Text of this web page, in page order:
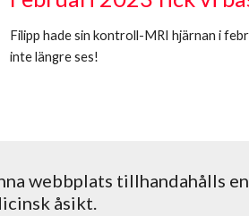
Filipp hade sin kontroll-MRI hjärnan i
inte längre ses!
webbplats tillhandahålls
åsikt.